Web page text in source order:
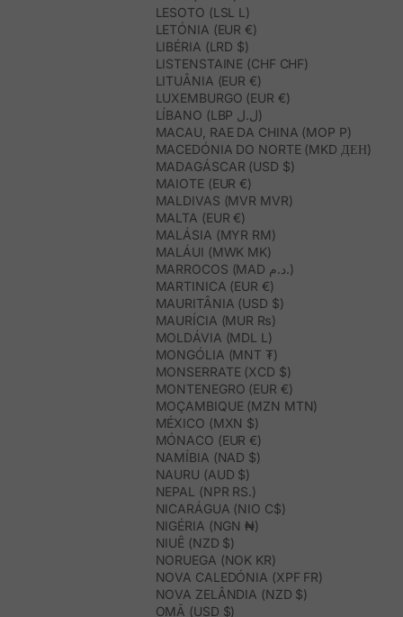
LESOTO (LSL L)
LETÓNIA (EUR €)
LIBÉRIA (LRD $)
LISTENSTAINE (CHF CHF)
LITUÂNIA (EUR €)
LUXEMBURGO (EUR €)
LÍBANO (LBP ل.ل)
MACAU, RAE DA CHINA (MOP P)
MACEDÓNIA DO NORTE (MKD ДЕН)
MADAGÁSCAR (USD $)
MAIOTE (EUR €)
MALDIVAS (MVR MVR)
MALTA (EUR €)
MALÁSIA (MYR RM)
MALÁUI (MWK MK)
MARROCOS (MAD د.م.)
MARTINICA (EUR €)
MAURITÂNIA (USD $)
MAURÍCIA (MUR ₨)
MOLDÁVIA (MDL L)
MONGÓLIA (MNT ₮)
MONSERRATE (XCD $)
MONTENEGRO (EUR €)
MOÇAMBIQUE (MZN MTN)
MÉXICO (MXN $)
MÓNACO (EUR €)
NAMÍBIA (NAD $)
NAURU (AUD $)
NEPAL (NPR RS.)
NICARÁGUA (NIO C$)
NIGÉRIA (NGN ₦)
NIUÊ (NZD $)
NORUEGA (NOK KR)
NOVA CALEDÓNIA (XPF FR)
NOVA ZELÂNDIA (NZD $)
OMÃ (USD $)